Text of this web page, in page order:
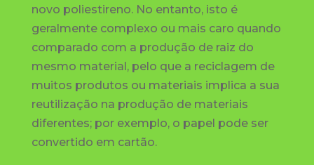
novo poliestireno. No entanto, isto é
geralmente complexo ou mais caro quando
comparado com a produção de raiz do
mesmo material, pelo que a reciclagem de
muitos produtos ou materiais implica a sua
reutilização na produção de materiais
diferentes; por exemplo, o papel pode ser
convertido em cartão.